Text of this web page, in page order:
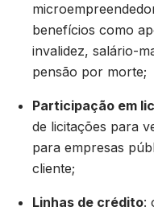
benefícios como
invalidez, salário-
pensão por morte;
Participação em
de licitações para
para empresas
cliente;
Linhas de crédito: